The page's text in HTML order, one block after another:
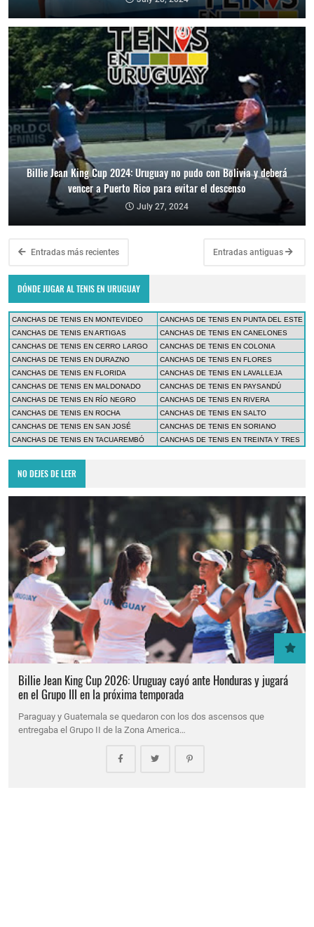
Billie Jean King Cup 2024: Uruguay no pudo con Bolivia y deberá
vencer a Puerto Rico para evitar el descenso
July 27, 2024
Entradas más recientes Entradas antiguas
DÓNDE JUGAR AL TENIS EN URUGUAY
CANCHAS DE TENIS EN MONTEVIDEO
CANCHAS DE TENIS EN PUNTA DEL ESTE
CANCHAS DE TENIS EN ARTIGAS
CANCHAS DE TENIS EN CANELONES
CANCHAS DE TENIS EN CERRO LARGO
CANCHAS DE TENIS EN COLONIA
CANCHAS DE TENIS EN DURAZNO
CANCHAS DE TENIS EN FLORES
CANCHAS DE TENIS EN FLORIDA
CANCHAS DE TENIS EN LAVALLEJA
CANCHAS DE TENIS EN MALDONADO
CANCHAS DE TENIS EN PAYSANDÚ
CANCHAS DE TENIS EN RÍO NEGRO
CANCHAS DE TENIS EN RIVERA
CANCHAS DE TENIS EN ROCHA
CANCHAS DE TENIS EN SALTO
CANCHAS DE TENIS EN SAN JOSÉ
CANCHAS DE TENIS EN SORIANO
CANCHAS DE TENIS EN TACUAREMBÓ
CANCHAS DE TENIS EN TREINTA Y TRES
NO DEJES DE LEER
Billie Jean King Cup 2026: Uruguay cayó ante Honduras y jugará
en el Grupo III en la próxima temporada
Paraguay y Guatemala se quedaron con los dos ascensos que
entregaba el Grupo II de la Zona America…